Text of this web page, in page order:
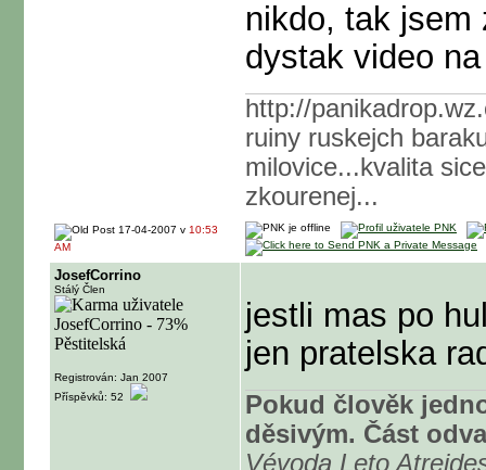
nikdo, tak
dystak video
http://
ruiny ruskejch
milovice...kvalita
zkourenej...
17-04-2007 v 10:53
AM
JosefCorrino
Stálý Člen
Registrován: Jan 2007
Příspěvků: 52
jestli mas po
jen pratelska
Pokud člověk
děsivým. Část
Vévoda Leto